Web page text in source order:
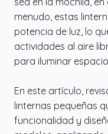
menudo, estas
potencia de luz, lo
actividades al aire
para iluminar
En este artículo,
linternas pequeñas
funcionalidad y